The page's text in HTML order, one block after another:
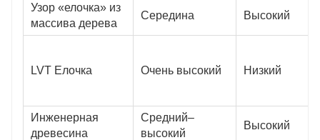
Узор «елочка» из
массива дерева
Середина Высокий
LVT Елочка Очень высокий Низкий
Инженерная
древесина
Средний–
высокий
Высокий